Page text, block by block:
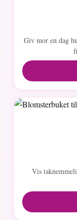
Giv mor en dag
Vis